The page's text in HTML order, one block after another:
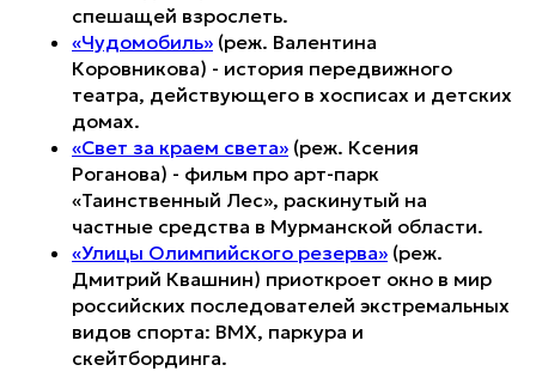
спешащей взрослеть.
«Чудомобиль» (реж. Валентина
Коровникова) - история передвижного
театра, действующего в хосписах и детских
домах.
«Свет за краем света» (реж. Ксения
Роганова) - фильм про арт-парк
«Таинственный Лес», раскинутый на
частные средства в Мурманской области.
«Улицы Олимпийского резерва» (реж.
Дмитрий Квашнин) приоткроет окно в мир
российских последователей экстремальных
видов спорта: BMX, паркура и
скейтбординга.